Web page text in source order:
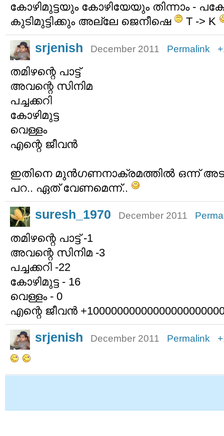
കോഴിമുട്ടയും കോഴിയേയും തിന്നാം -
കുടിമുട്ടിക്കും അല്ലേ ജെനീഷെ
T -> K
srjenish December 2011 Permalink
തമിഴന്റെ പാട്ട്
അവന്റെ സിനിമ
പച്ചക്കറി
കോഴിമുട്ട
വെള്ളം
എന്റെ ജീവന്‍
ഇതിനെ മുന്‍‌ഗണനാക്രമത്തില്‍ ഒന്ന്
പറ.. ഏത് വേണമെന്ന്..
suresh_1970 December 2011
തമിഴന്റെ പാട്ട് -1
അവന്റെ സിനിമ -3
പച്ചക്കറി -22
കോഴിമുട്ട - 16
വെള്ളം - 0
എന്റെ ജീവന്‍
srjenish December 2011 Permalink